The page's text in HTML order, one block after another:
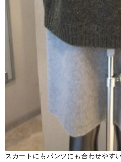
スカートにもパンツにも合わせやすい